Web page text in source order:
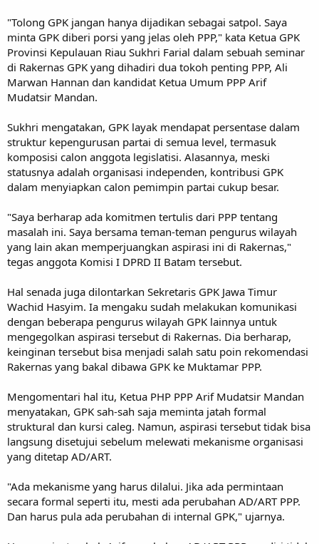
"Tolong GPK jangan hanya dijadikan sebagai satpol. Saya
minta GPK diberi porsi yang jelas oleh PPP," kata Ketua GPK
Provinsi Kepulauan Riau Sukhri Farial dalam sebuah seminar
di Rakernas GPK yang dihadiri dua tokoh penting PPP, Ali
Marwan Hannan dan kandidat Ketua Umum PPP Arif
Mudatsir Mandan.
Sukhri mengatakan, GPK layak mendapat persentase dalam
struktur kepengurusan partai di semua level, termasuk
komposisi calon anggota legislatisi. Alasannya, meski
statusnya adalah organisasi independen, kontribusi GPK
dalam menyiapkan calon pemimpin partai cukup besar.
"Saya berharap ada komitmen tertulis dari PPP tentang
masalah ini. Saya bersama teman-teman pengurus wilayah
yang lain akan memperjuangkan aspirasi ini di Rakernas,"
tegas anggota Komisi I DPRD II Batam tersebut.
Hal senada juga dilontarkan Sekretaris GPK Jawa Timur
Wachid Hasyim. Ia mengaku sudah melakukan komunikasi
dengan beberapa pengurus wilayah GPK lainnya untuk
mengegolkan aspirasi tersebut di Rakernas. Dia berharap,
keinginan tersebut bisa menjadi salah satu poin rekomendasi
Rakernas yang bakal dibawa GPK ke Muktamar PPP.
Mengomentari hal itu, Ketua PHP PPP Arif Mudatsir Mandan
menyatakan, GPK sah-sah saja meminta jatah formal
struktural dan kursi caleg. Namun, aspirasi tersebut tidak bisa
langsung disetujui sebelum melewati mekanisme organisasi
yang ditetap AD/ART.
"Ada mekanisme yang harus dilalui. Jika ada permintaan
secara formal seperti itu, mesti ada perubahan AD/ART PPP.
Dan harus pula ada perubahan di internal GPK," ujarnya.